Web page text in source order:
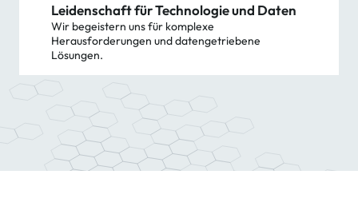
Leidenschaft für Technologie und Daten
Wir begeistern uns für komplexe
Herausforderungen und datengetriebene
Lösungen.